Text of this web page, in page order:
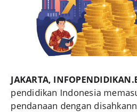
JAKARTA,
pendidikan Indonesia
pendanaan dengan